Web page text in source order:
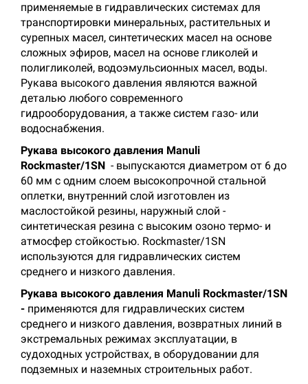
применяемые в гидравлических системах для
транспортировки минеральных, растительных и
сурепных масел, синтетических масел на основе
сложных эфиров, масел на основе гликолей и
полигликолей, водоэмульсионных масел, воды.
Рукава высокого давления являются важной
деталью любого современного
гидрооборудования, а также систем газо- или
водоснабжения.
Рукава высокого давления Manuli
Rockmaster/1SN - выпускаются диаметром от 6 до
60 мм с одним слоем высокопрочной стальной
оплетки, внутренний слой изготовлен из
маслостойкой резины, наружный слой -
синтетическая резина с высоким озоно термо- и
атмосфер стойкостью. Rockmaster/1SN
используются для гидравлических систем
среднего и низкого давления.
Рукава высокого давления Manuli Rockmaster/1SN
- применяются для гидравлических систем
среднего и низкого давления, возвратных линий в
экстремальных режимах эксплуатации, в
судоходных устройствах, в оборудовании для
подземных и наземных строительных работ.